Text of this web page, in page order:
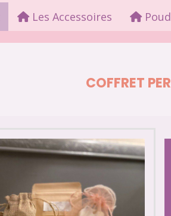
Les Accessoires
COFFRET